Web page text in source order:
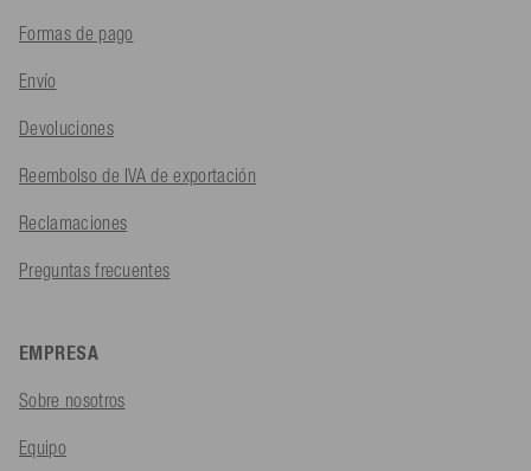
Formas de pago
Envío
Devoluciones
Reembolso de IVA de exportación
Reclamaciones
Preguntas frecuentes
EMPRESA
Sobre nosotros
Equipo